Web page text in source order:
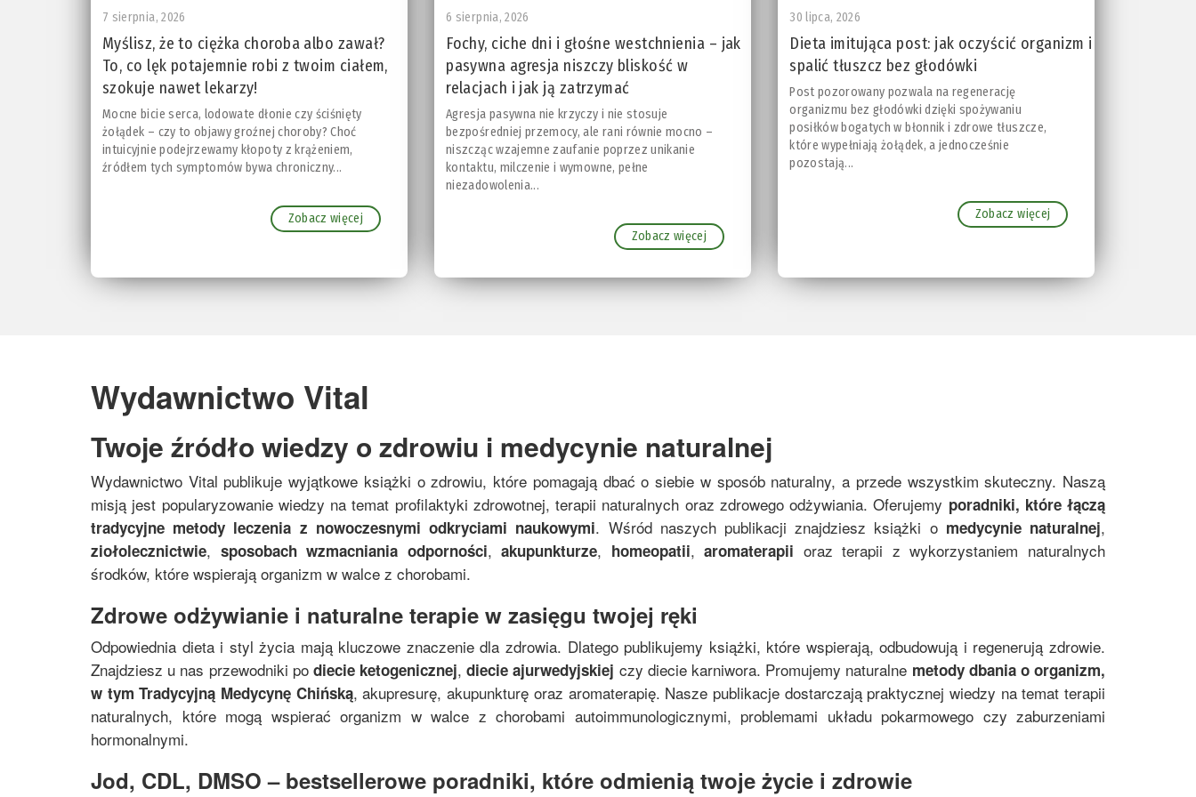
7 sierpnia, 2026
Myślisz, że to ciężka choroba albo zawał?
To, co lęk potajemnie robi z twoim ciałem,
szokuje nawet lekarzy!
Mocne bicie serca, lodowate dłonie czy ściśnięty
żołądek – czy to objawy groźnej choroby? Choć
intuicyjnie podejrzewamy kłopoty z krążeniem,
źródłem tych symptomów bywa chroniczny...
Zobacz więcej
6 sierpnia, 2026
Fochy, ciche dni i głośne westchnienia – jak
pasywna agresja niszczy bliskość w
relacjach i jak ją zatrzymać
Agresja pasywna nie krzyczy i nie stosuje
bezpośredniej przemocy, ale rani równie mocno –
niszcząc wzajemne zaufanie poprzez unikanie
kontaktu, milczenie i wymowne, pełne
niezadowolenia...
Zobacz więcej
30 lipca, 2026
Dieta imitująca post: jak oczyścić organizm i
spalić tłuszcz bez głodówki
Post pozorowany pozwala na regenerację
organizmu bez głodówki dzięki spożywaniu
posiłków bogatych w błonnik i zdrowe tłuszcze,
które wypełniają żołądek, a jednocześnie
pozostają...
Zobacz więcej
Wydawnictwo Vital
Twoje źródło wiedzy o zdrowiu i medycynie naturalnej
Wydawnictwo Vital publikuje wyjątkowe książki o zdrowiu, które pomagają dbać o siebie w sposób naturalny, a przede wszystkim skuteczny. Naszą
misją jest popularyzowanie wiedzy na temat profilaktyki zdrowotnej, terapii naturalnych oraz zdrowego odżywiania. Oferujemy poradniki, które łączą
tradycyjne metody leczenia z nowoczesnymi odkryciami naukowymi. Wśród naszych publikacji znajdziesz książki o medycynie naturalnej,
ziołolecznictwie, sposobach wzmacniania odporności,akupunkturze, homeopatii,aromaterapii oraz terapii z wykorzystaniem naturalnych
środków, które wspierają organizm w walce z chorobami.
Zdrowe odżywianie i naturalne terapie w zasięgu twojej ręki
Odpowiednia dieta i styl życia mają kluczowe znaczenie dla zdrowia. Dlatego publikujemy książki, które wspierają, odbudowują i regenerują zdrowie.
Znajdziesz u nas przewodniki po diecie ketogenicznej,diecie ajurwedyjskiej czy diecie karniwora. Promujemy naturalne metody dbania o organizm,
w tymTradycyjną Medycynę Chińską, akupresurę, akupunkturę oraz aromaterapię. Nasze publikacje dostarczają praktycznej wiedzy na temat terapii
naturalnych, które mogą wspierać organizm w walce z chorobami autoimmunologicznymi, problemami układu pokarmowego czy zaburzeniami
hormonalnymi.
Jod, CDL, DMSO – bestsellerowe poradniki, które odmienią twoje życie i zdrowie